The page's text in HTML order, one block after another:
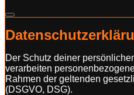
Der Schutz deiner
verarbeiten
Rahmen der geltenden
(DSGVO, DSG).